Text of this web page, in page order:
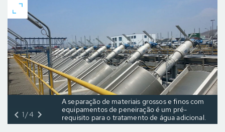
A separação de materiais grossos e finos com
equipamentos de peneiração é um pré-
requisito para o tratamento de água adicional.
1/4